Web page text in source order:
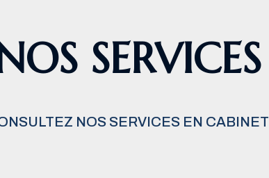
SERVICES
NOS SERVICES EN CABINET